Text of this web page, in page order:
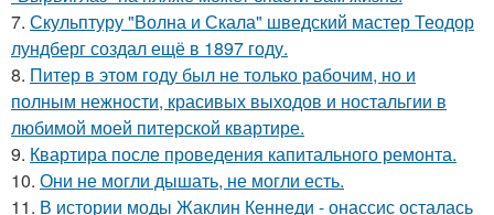
7. Скульптуру "Волна и Скала" шведский мастер Теодор
лундберг создал ещё в 1897 году.
8. Питер в этом году был не только рабочим, но и
полным нежности, красивых выходов и ностальгии в
любимой моей питерской квартире.
9. Квартира после проведения капитального ремонта.
10. Они не могли дышать, не могли есть.
11. В истории моды Жаклин Кеннеди - онассис осталась